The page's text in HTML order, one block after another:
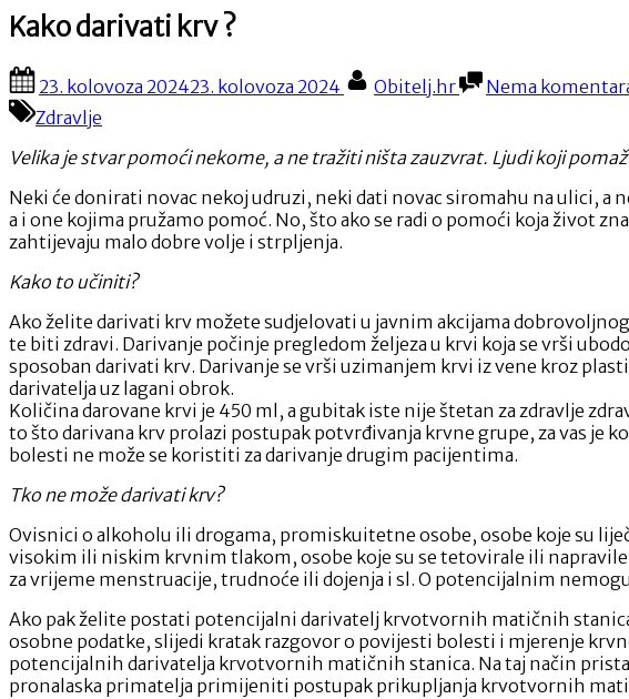
Kako darivati krv ?
Posted
on
23. kolovoza 202423. kolovoza 2024 By
Obitelj.hr Nema
Zdravlje
Velika je stvar pomoći nekome, a ne tražiti ništa zauzvrat. Ljudi koji
Neki će donirati novac nekoj udruzi, neki dati novac siromahu na ulici,
a i one kojima pružamo pomoć. No, što ako se radi o pomoći koja život
zahtijevaju malo dobre volje i strpljenja.
Kako to učiniti?
Ako želite darivati krv možete sudjelovati u javnim akcijama
te biti zdravi. Darivanje počinje pregledom željeza u krvi koja se vrši
sposoban darivati krv. Darivanje se vrši uzimanjem krvi iz vene kroz
darivatelja uz lagani obrok.
Količina darovane krvi je 450 ml, a gubitak iste nije štetan za zdravlje
to što darivana krv prolazi postupak potvrđivanja krvne grupe, za vas je
bolesti ne može se koristiti za darivanje drugim pacijentima.
Tko ne može darivati krv?
Ovisnici o alkoholu ili drogama, promiskuitetne osobe, osobe koje su
visokim ili niskim krvnim tlakom, osobe koje su se tetovirale ili
za vrijeme menstruacije, trudnoće ili dojenja i sl. O potencijalnim
Ako pak želite postati potencijalni darivatelj krvotvornih matičnih
osobne podatke, slijedi kratak razgovor o povijesti bolesti i mjerenje
potencijalnih darivatelja krvotvornih matičnih stanica. Na taj način
pronalaska primatelja primijeniti postupak prikupljanja krvotvornih